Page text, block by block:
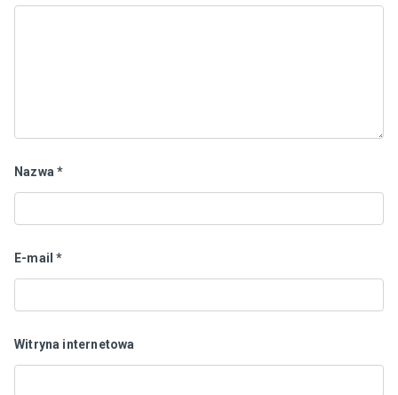
Nazwa*
E-mail*
Witryna internetowa